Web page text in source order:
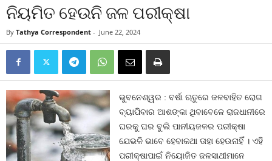
ନିୟମିତ ହେଉନି ଜଳ ପରୀକ୍ଷା
By Tathya Correspondent - June 22, 2024
ଭୁବନେଶ୍ୱର : ବର୍ଷା ଋତୁରେ ଜଳବାହିତ ରୋଗ
ବ୍ୟାପିବାର ଆଶଙ୍କା ଥିବାବେଳେ ରାଜଧାନୀରେ
ଘରକୁ ଘର ବୁଲି ପାନୀୟଜଳର ପରୀକ୍ଷା
ଯେଭଳି ଭାବେ ହେବାକଥା ତାହା ହେଉନାହିଁ । ଏହି
ପରୀକ୍ଷାପାଇଁ ନିୟୋଜିତ ଜଳସାଥୀମାନେ